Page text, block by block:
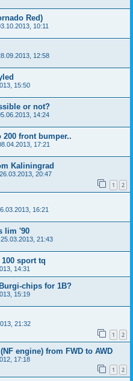
Red)
10:11
12:58
15:50
or not?
14:24
front bumper..
17:21
Kaliningrad
26.03.2013, 20:47
1 2
16:21
lim '90
25.03.2013, 21:43
sport tq
14:31
chips for 1B?
15:19
21:32
1 2
engine) from FWD to AWD
17:18
1 2